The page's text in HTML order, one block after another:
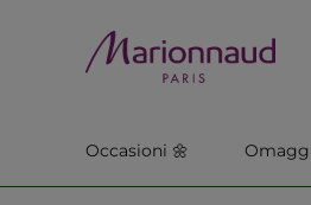
Occasioni 🌼